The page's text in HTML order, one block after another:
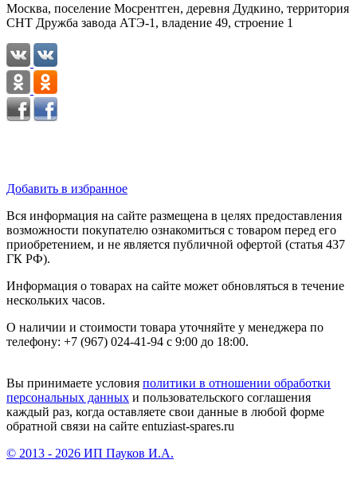
Москва, поселение Мосрентген, деревня Дудкино, территория
СНТ Дружба завода АТЭ-1, владение 49, строение 1
Добавить в избранное
Вся информация на сайте размещена в целях предоставления
возможности покупателю ознакомиться с товаром перед его
приобретением, и не является публичной офертой (статья 437
ГК РФ).
Информация о товарах на сайте может обновляться в течение
нескольких часов.
О наличии и стоимости товара уточняйте у менеджера по
телефону: +7 (967) 024-41-94 с 9:00 до 18:00.
Вы принимаете условия политики в отношении обработки
персональных данных и пользовательского соглашения
каждый раз, когда оставляете свои данные в любой форме
обратной связи на сайте entuziast-spares.ru
© 2013 - 2026 ИП Пауков И.А.